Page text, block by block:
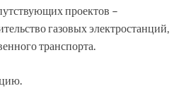
проектов –
газовых электростанций,
транспорта.